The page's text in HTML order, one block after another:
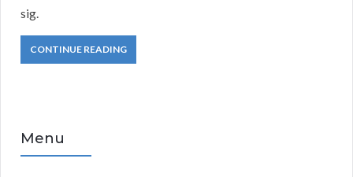
sig.
CONTINUE READING
Menu